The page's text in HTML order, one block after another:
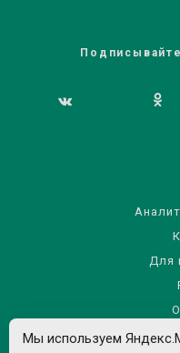
Для
Правила
Мы используем